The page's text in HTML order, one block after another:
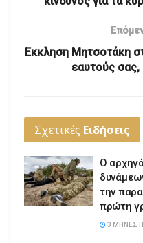
Εκκληση Μητσοτάκη
εαυτούς σας,
Σχετικές Ειδήσεις
Ο
την
πρώτη
3 ΜΉΝΕΣ